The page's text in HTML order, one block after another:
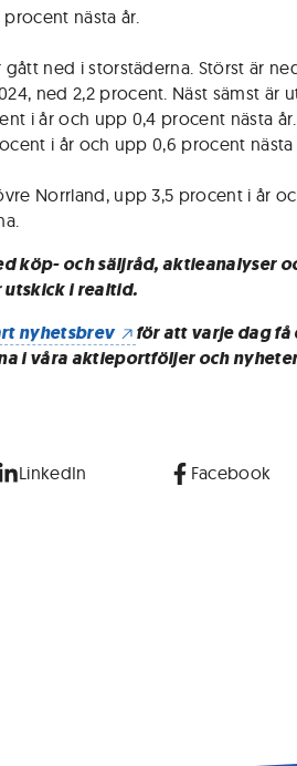
procent nästa år.
gått ned i storstäderna. Störst är
ned 2,2 procent. Näst sämst är
i år och upp 0,4 procent nästa
i år och upp 0,6 procent nästa
Norrland, upp 3,5 procent i år
köp- och säljråd, aktieanalyser
utskick i realtid.
nyhetsbrev
för att varje dag få
i våra aktieportföljer och
LinkedIn Facebook